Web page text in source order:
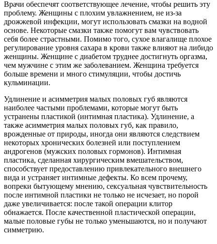
Врачи обеспечят соответствующее лечение, чтобы решить эту
проблему. Женщины с плохим увлажнением, не из-за
дрожжевой инфекции, могут использовать смазки на водной
основе. Некоторые смазки также помогут вам чувствовать
себя более страстными. Помимо того, сухое влагалище плохое
регулирование уровня сахара в крови также влияют на либидо
женщины. Женщине с диабетом труднее достигнуть оргазма,
чем мужчине с этим же заболеванием. Женщина требуется
больше времени и много стимуляции, чтобы достичь
кульминации.
Удлинение и асимметрия малых половых губ являются
наиболее частыми проблемами, которые могут быть
устранены пластикой (интимная пластика). Удлинение, а
также асимметрия малых половых губ, как правило,
врожденные от природы, иногда они являются следствием
некоторых хронических болезней или поступлением
андрогенов (мужских половых гормонов). Интимная
пластика, сделанная хирургическим вмешательством,
способствует предоставлению привлекательного внешнего
вида и устраняет интимные дефекты. Ко всем прочему,
вопреки бытующему мнению, сексуальная чувствительность
после интимной пластики не только не исчезает, но порой
даже увеличивается: после такой операции клитор
обнажается. После качественной пластической операции,
малые половые губы не только уменьшаются, но и получают
симметрию.